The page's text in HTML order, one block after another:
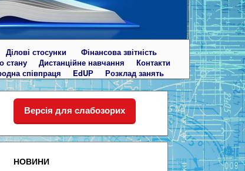
Ділові стосунки
Фінансова звітність
стану Дистанційне навчання
Контакти
співпраця EdUР Розклад занять
Версія для слабозорих
НОВИНИ